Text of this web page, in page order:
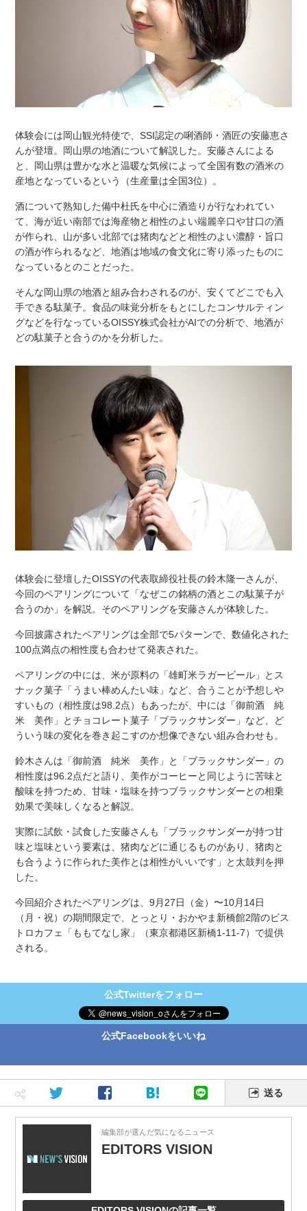
体験会には岡山観光特使で、SSI認定の唎酒師・酒匠の安藤恵さ
んが登壇。岡山県の地酒について解説した。安藤さんによる
と、岡山県は豊かな水と温暖な気候によって全国有数の酒米の
産地となっているという（生産量は全国3位）。
酒について熟知した備中杜氏を中心に酒造りが行なわれてい
て、海が近い南部では海産物と相性のよい端麗辛口や甘口の酒
が作られ、山が多い北部では猪肉などと相性のよい濃醇・旨口
の酒が作られるなど、地酒は地域の食文化に寄り添ったものに
なっているとのことだった。
そんな岡山県の地酒と組み合わされるのが、安くてどこでも入
手できる駄菓子。食品の味覚分析をもとにしたコンサルティン
グなどを行なっているOISSY株式会社がAIでの分析で、地酒が
どの駄菓子と合うのかを分析した。
体験会に登壇したOISSYの代表取締役社長の鈴木隆一さんが、
今回のペアリングについて「なぜこの銘柄の酒とこの駄菓子が
合うのか」を解説。そのペアリングを安藤さんが体験した。
今回披露されたペアリングは全部で5パターンで、数値化された
100点満点の相性度も合わせて発表された。
ペアリングの中には、米が原料の「雄町米ラガービール」とス
ナック菓子「うまい棒めんたい味」など、合うことが予想しや
すいもの（相性度は98.2点）もあったが、中には「御前酒 純
米 美作」とチョコレート菓子「ブラックサンダー」など、ど
ういう味の変化を巻き起こすのか想像できない組み合わせも。
鈴木さんは「御前酒 純米 美作」と「ブラックサンダー」の
相性度は96.2点だと語り、美作がコーヒーと同じように苦味と
酸味を持つため、甘味・塩味を持つブラックサンダーとの相乗
効果で美味しくなると解説。
実際に試飲・試食した安藤さんも「ブラックサンダーが持つ甘
味と塩味という要素は、猪肉などに通じるものがあり、猪肉と
も合うように作られた美作とは相性がいいです」と太鼓判を押
した。
今回紹介されたペアリングは、9月27日（金）〜10月14日
（月・祝）の期間限定で、とっとり・おかやま新橋館2階のビス
トロカフェ「ももてなし家」（東京都港区新橋1-11-7）で提供
される。
公式Twitterをフォロー
公式Facebookをいいね
送る
編集部が選んだ気になるニュース
EDITORS VISION